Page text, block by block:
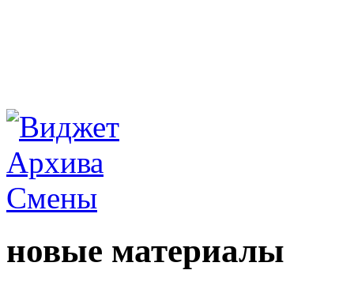
новые материалы